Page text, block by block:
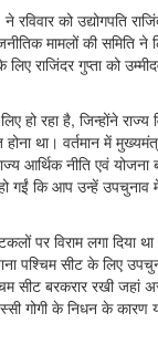
को उद्योगपति
मामलों की समिति ने
लिए राजिंदर गुप्ता को
रहा है, जिन्होंने
था। वर्तमान में
नीति एवं योजना
गईं कि आप उन्हें
विराम लगा दिया
पश्चिम सीट के लिए
सीट बरकरार रखी जहां
गोगी के निधन के कारण